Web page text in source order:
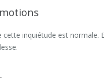
inquiétude est normale.